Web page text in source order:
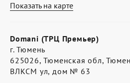
Показать на карте
Domani (ТРЦ Премьер)
г. Тюмень
625026, Тюменская обл,
ВЛКСМ ул, дом № 63